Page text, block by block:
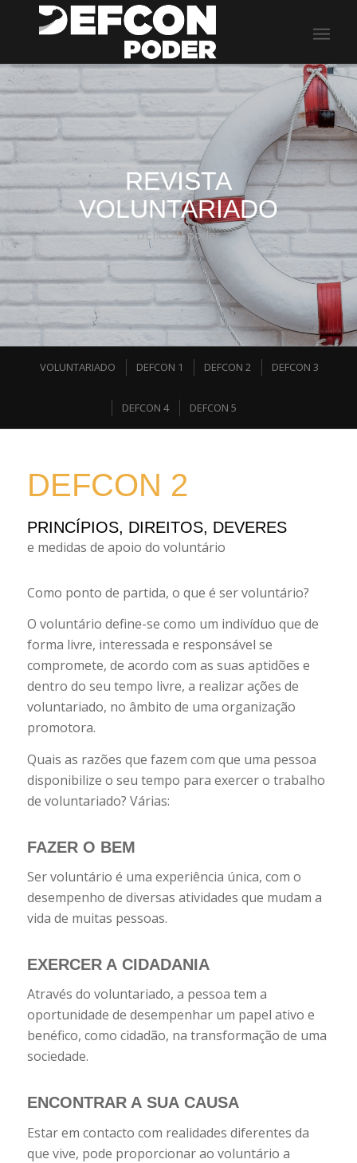
REVISTA
VOLUNTARIADO
DEFCON poder
VOLUNTARIADO DEFCON 1 DEFCON 2 DEFCON 3
DEFCON 4 DEFCON 5
DEFCON 2
PRINCÍPIOS, DIREITOS, DEVERES
e medidas de apoio do voluntário
Como ponto de partida, o que é ser voluntário?
O voluntário define-se como um indivíduo que de
forma livre, interessada e responsável se
compromete, de acordo com as suas aptidões e
dentro do seu tempo livre, a realizar ações de
voluntariado, no âmbito de uma organização
promotora.
Quais as razões que fazem com que uma pessoa
disponibilize o seu tempo para exercer o trabalho
de voluntariado? Várias:
FAZERO BEM
Ser voluntário é uma experiência única, com o
desempenho de diversas atividades que mudam a
vida de muitas pessoas.
EXERCER ACIDADANIA
Através do voluntariado, a pessoa tem a
oportunidade de desempenhar um papel ativo e
benéfico, como cidadão, na transformação de uma
sociedade.
ENCONTRAR ASUACAUSA
Estar em contacto com realidades diferentes da
que vive, pode proporcionar ao voluntário a